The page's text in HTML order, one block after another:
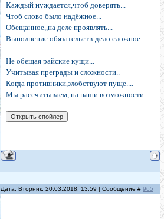
Каждый нуждается,чтоб доверять...
Чтоб слово было надёжное...
Обещанное,,на деле проявлять...
Выполнение обязательств-дело сложное...
Не обещая райские кущи...
Учитывая преграды и сложности..
Когда противники,злобствуют пуще....
Мы рассчитываем, на наши возможности....
.....
.....
Дата: Вторник, 20.03.2018, 13:59 | Сообщение # 965